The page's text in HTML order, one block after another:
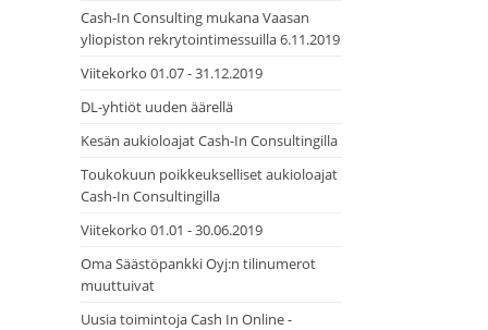
Cash-In Consulting mukana Vaasan
yliopiston rekrytointimessuilla 6.11.2019
Viitekorko 01.07 - 31.12.2019
DL-yhtiöt uuden äärellä
Kesän aukioloajat Cash-In Consultingilla
Toukokuun poikkeukselliset aukioloajat
Cash-In Consultingilla
Viitekorko 01.01 - 30.06.2019
Oma Säästöpankki Oyj:n tilinumerot
muuttuivat
Uusia toimintoja Cash In Online -